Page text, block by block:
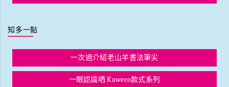
知多一點
一次過介紹老山羊書法筆尖
一眼認識哂 Kaweco款式系列